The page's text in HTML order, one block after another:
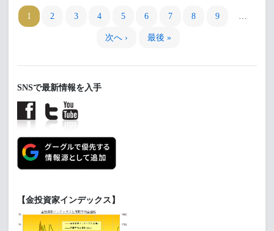
1 2 3 4 5 6 7 8 9 …
次へ › 最後 »
SNSで最新情報を入手
【金投資家インデックス】